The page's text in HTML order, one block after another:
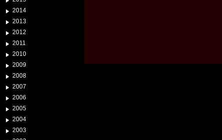
2014
2013
2012
2011
2010
2009
2008
2007
2006
2005
2004
2003